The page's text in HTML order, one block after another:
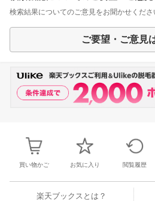
検索結果についてのご意見をお聞かせくださ
ご要望・ご意見
買い物かご お気に入り 閲覧履歴
楽天ブックスとは？